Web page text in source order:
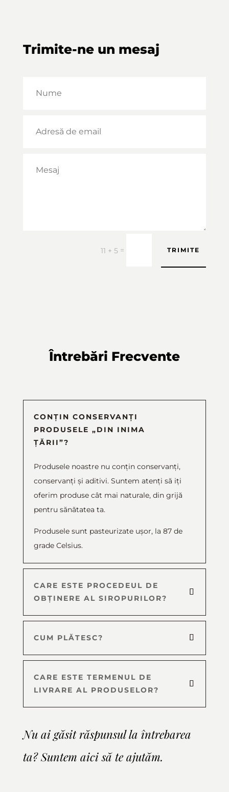
Trimite-ne un mesaj
11 + 5 = TRIMITE
Întrebări Frecvente
CONȚIN CONSERVANȚI
PRODUSELE „DIN INIMA
ȚĂRII”?
Produsele noastre nu conțin conservanți,
conservanți și aditivi. Suntem atenți să iți
oferim produse cât mai naturale, din grijă
pentru sănătatea ta.
Produsele sunt pasteurizate ușor, la 87 de
grade Celsius.
CARE ESTE PROCEDEUL DE
OBȚINERE AL SIROPURILOR?
CUM PLĂTESC?
CARE ESTE TERMENUL DE
LIVRARE AL PRODUSELOR?
Nu ai găsit răspunsul la întrebarea
ta? Suntem aici să te ajutăm.